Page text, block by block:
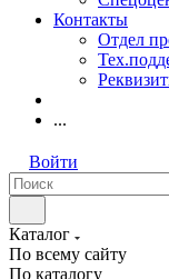
Контакты
Отдел
...
Войти
Каталог
По всему сайту
По каталогу